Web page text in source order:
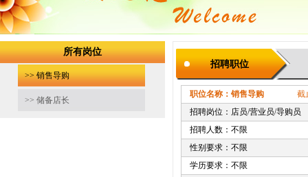
所有岗位
>> 销售导购
>> 储备店长
招聘职位
职位名称：销售导购 截止时
招聘岗位：店员/营业员/导购员
招聘人数：不限
性别要求：不限
学历要求：不限